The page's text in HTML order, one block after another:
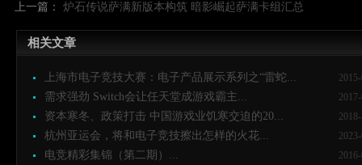
上一篇： 炉石传说萨满新版本构筑 暗影崛起萨满卡组汇总
相关文章
上海市电子竞技大赛：电子产品展示系列之“雷蛇...
需求强劲 Switch会让任天堂成游戏霸主...
资本寒冬、政策打击 中国游戏业饥寒交迫的20...
杭州亚运会，将和电子竞技擦出怎样的火花...
电竞精彩集锦（第二期）...